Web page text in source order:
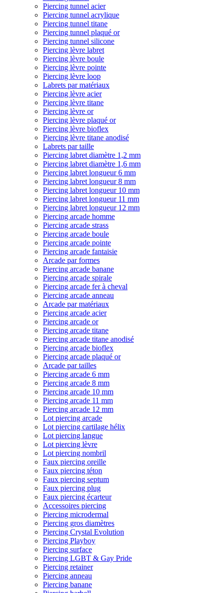
Piercing tunnel acier
Piercing tunnel acrylique
Piercing tunnel titane
Piercing tunnel plaqué or
Piercing tunnel silicone
Piercing lèvre labret
Piercing lèvre boule
Piercing lèvre pointe
Piercing lèvre loop
Labrets par matériaux
Piercing lèvre acier
Piercing lèvre titane
Piercing lèvre or
Piercing lèvre plaqué or
Piercing lèvre bioflex
Piercing lèvre titane anodisé
Labrets par taille
Piercing labret diamètre 1,2 mm
Piercing labret diamètre 1,6 mm
Piercing labret longueur 6 mm
Piercing labret longueur 8 mm
Piercing labret longueur 10 mm
Piercing labret longueur 11 mm
Piercing labret longueur 12 mm
Piercing arcade homme
Piercing arcade strass
Piercing arcade boule
Piercing arcade pointe
Piercing arcade fantaisie
Arcade par formes
Piercing arcade banane
Piercing arcade spirale
Piercing arcade fer à cheval
Piercing arcade anneau
Arcade par matériaux
Piercing arcade acier
Piercing arcade or
Piercing arcade titane
Piercing arcade titane anodisé
Piercing arcade bioflex
Piercing arcade plaqué or
Arcade par tailles
Piercing arcade 6 mm
Piercing arcade 8 mm
Piercing arcade 10 mm
Piercing arcade 11 mm
Piercing arcade 12 mm
Lot piercing arcade
Lot piercing cartilage hélix
Lot piercing langue
Lot piercing lèvre
Lot piercing nombril
Faux piercing oreille
Faux piercing téton
Faux piercing septum
Faux piercing plug
Faux piercing écarteur
Accessoires piercing
Piercing microdermal
Piercing gros diamètres
Piercing Crystal Evolution
Piercing Playboy
Piercing surface
Piercing LGBT & Gay Pride
Piercing retainer
Piercing anneau
Piercing banane